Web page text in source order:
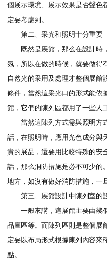
個展示環境、展示效果是否聲色
定要考慮到。
第二、采光和照明十分重要
既然是展館，那么在設計時
氛，所以在做的時候，就要做得
自然光的采用及處理才整個展館
條件，當然這采光口的形式能依
館，它們的陳列區都用了一些人
當然這陳列方式需與照明方
話，在照明時，應用光色成分與
貴的展品，還要用比較特殊的安
話，那么消防措施是必不可少的
地方，如沒有做好消防措施，一
第三、展館設計中陳列室的
一般來講，這展館主要由幾
品庫區等。而陳列區則是整個展
定要以布局形式根據陳列內容來
點。